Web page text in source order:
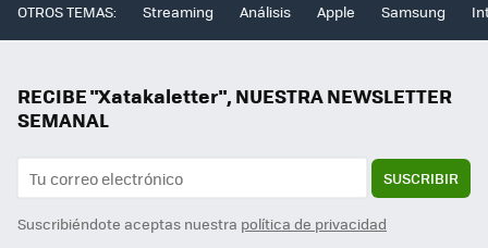
OTROS TEMAS: Streaming Análisis Apple Samsung
RECIBE "Xatakaletter", NUESTRA NEWSLETTER
SEMANAL
SUSCRIBIR
Suscribiéndote aceptas nuestra política de privacidad